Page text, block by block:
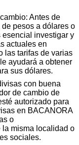
Antes de
pesos a dólares o
esencial investigar y
actuales en
las tarifas de varias
ayudará a obtener
sus dólares.
con buena
de cambio de
autorizado para
en BACANORA
o
la misma localidad o
sociales.